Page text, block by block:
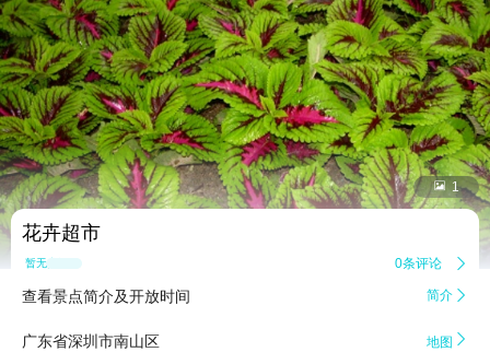
 1
花卉超市
暂无点评 0条评论 
查看景点简介及开放时间 简介 
广东省深圳市南山区 地图 
